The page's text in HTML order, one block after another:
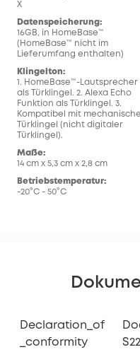
X
Datenspeicherung:
16GB, in HomeBase™
(HomeBase™ nicht im
Lieferumfang enthalten)
Klingelton:
1. HomeBase™-Lautsprecher
als Türklingel. 2. Alexa Echo
Funktion als Türklingel. 3.
Kompatibel mit
Türklingel (nicht digitaler
Türklingel).
Maße:
14 cm x 5,3 cm x 2,8 cm
Betriebstemperatur:
-20°C - 50°C
Declaration_of
_conformity